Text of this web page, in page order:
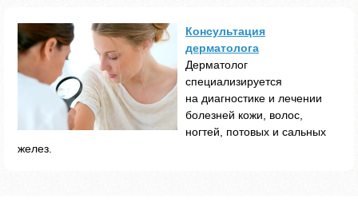
Консультация
дерматолога
Дерматолог
специализируется
на диагностике и лечении
болезней кожи, волос,
ногтей, потовых и сальных
желез.